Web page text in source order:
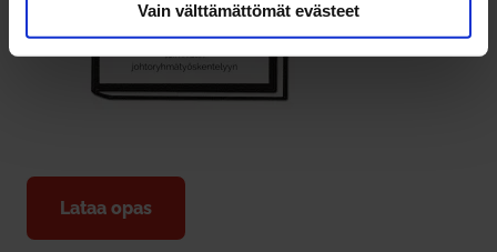
Vain välttämättömät evästeet
Lataa opas